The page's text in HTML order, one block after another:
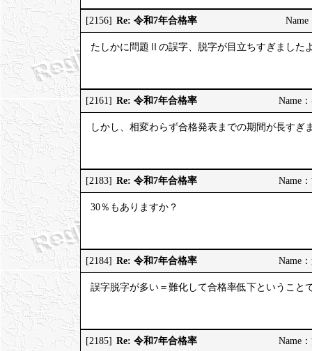
[2156] Re: 令和7年合格率
たしかに問題Ⅱの誤字、脱字が目立ちすぎました
[2161] Re: 令和7年合格率 Name
しかし、相変わらず合格発表までの期間が長すぎ
[2183] Re: 令和7年合格率 Name
30％もありますか？
[2184] Re: 令和7年合格率 Name
誤字脱字が多い＝難化して合格率低下ということ
[2185] Re: 令和7年合格率 Name